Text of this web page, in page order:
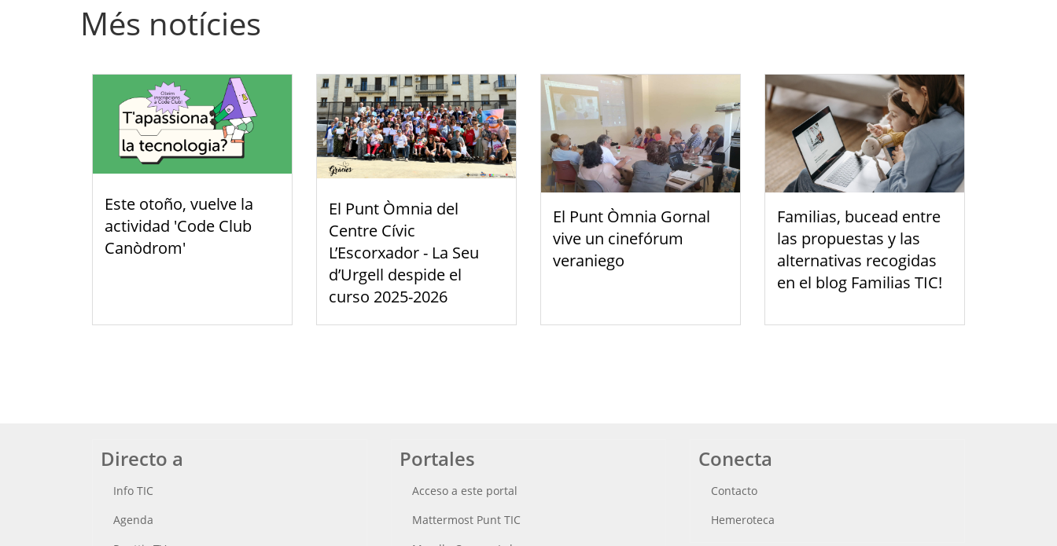
Més notícies
Este otoño, vuelve la
actividad 'Code Club
Canòdrom'
El Punt Òmnia del
Centre Cívic
L’Escorxador - La Seu
d’Urgell despide el
curso 2025-2026
El Punt Òmnia Gornal
vive un cinefórum
veraniego
Familias, bucead entre
las propuestas y las
alternativas recogidas
en el blog Familias TIC!
Directo a
Info TIC
Agenda
Portales
Acceso a este portal
Mattermost Punt TIC
Conecta
Contacto
Hemeroteca